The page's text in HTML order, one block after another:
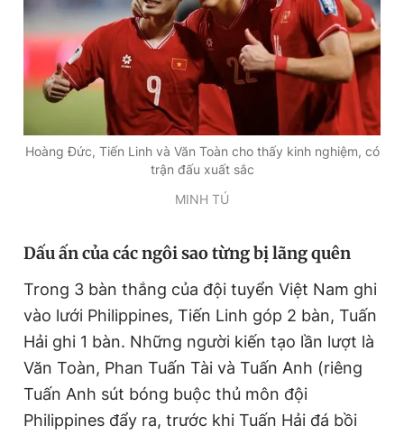
Hoàng Đức, Tiến Linh và Văn Toàn cho thấy kinh nghiệm, có
trận đấu xuất sắc
MINH TÚ
Dấu ấn của các ngôi sao từng bị lãng quên
Trong 3 bàn thắng của đội tuyển Việt Nam ghi
vào lưới Philippines, Tiến Linh góp 2 bàn, Tuấn
Hải ghi 1 bàn. Những người kiến tạo lần lượt là
Văn Toàn, Phan Tuấn Tài và Tuấn Anh (riêng
Tuấn Anh sút bóng buộc thủ môn đội
Philippines đẩy ra, trước khi Tuấn Hải đá bồi